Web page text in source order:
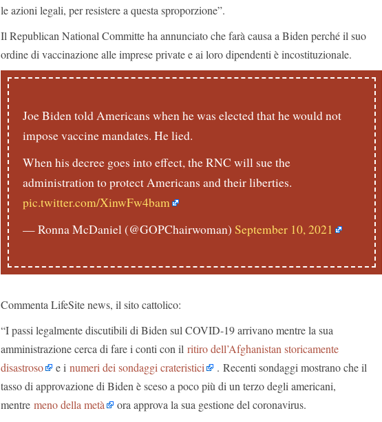
le azioni legali, per resistere a questa sproporzione”.
Il Republican National Committe ha annunciato che farà causa a Biden perché il suo
ordine di vaccinazione alle imprese private e ai loro dipendenti è incostituzionale.
Joe Biden told Americans when he was elected that he would not
impose vaccine mandates. He lied.
When his decree goes into effect, the RNC will sue the
administration to protect Americans and their liberties.
pic.twitter.com/XinwFw4bam
— Ronna McDaniel (@GOPChairwoman) September 10, 2021
Commenta LifeSite news, il sito cattolico:
“I passi legalmente discutibili di Biden sul COVID-19 arrivano mentre la sua
amministrazione cerca di fare i conti con il ritiro dell’Afghanistan storicamente
disastroso
e i numeri dei sondaggi crateristici
. Recenti sondaggi mostrano che il
tasso di approvazione di Biden è sceso a poco più di un terzo degli americani,
mentre meno della metà
ora approva la sua gestione del coronavirus.